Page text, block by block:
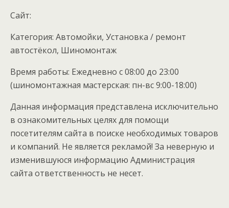
Cайт:
Категория: Автомойки, Установка / ремонт
автостёкол, Шиномонтаж
Время работы: Ежедневно с 08:00 до 23:00
(шиномонтажная мастерская: пн-вс 9:00-18:00)
Данная информация представлена исключительно
в ознакомительных целях для помощи
посетителям сайта в поиске необходимых товаров
и компаний. Не является рекламой! За неверную и
изменившуюся информацию Администрация
сайта ответственность не несет.